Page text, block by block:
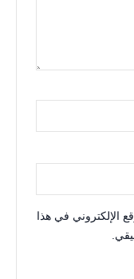
الإلكتروني في هذا